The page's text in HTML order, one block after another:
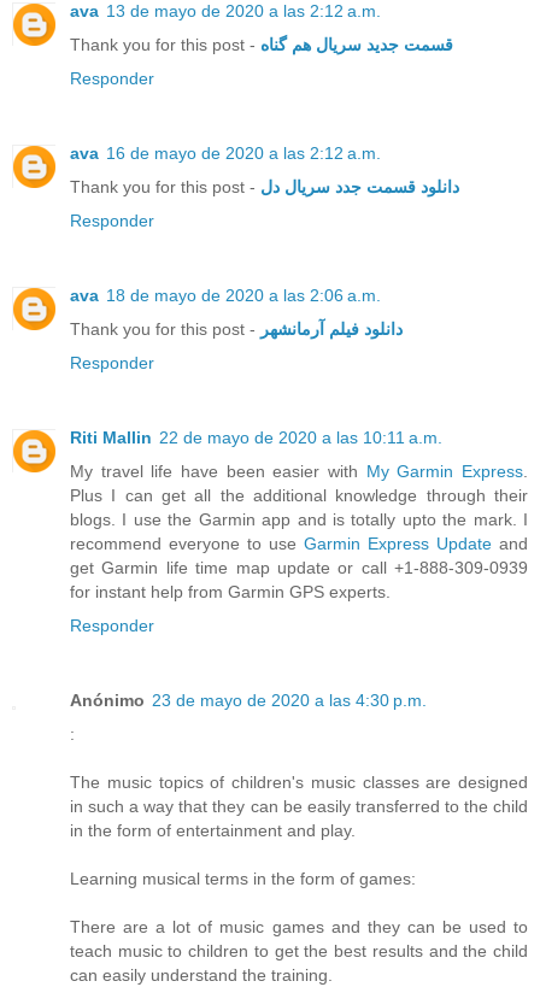
ava 13 de mayo de 2020 a las 2:12 a.m.
Thank you for this post - قسمت جدید سریال هم گناه
Responder
ava 16 de mayo de 2020 a las 2:12 a.m.
Thank you for this post - دانلود قسمت جدد سریال دل
Responder
ava 18 de mayo de 2020 a las 2:06 a.m.
Thank you for this post - دانلود فیلم آرمانشهر
Responder
Riti Mallin 22 de mayo de 2020 a las 10:11 a.m.
My travel life have been easier with My Garmin Express
Plus I can get all the additional knowledge through their
blogs. I use the Garmin app and is totally upto the mark. I
recommend everyone to use Garmin Express Update and
get Garmin life time map update or call +1-888-309-0939
for instant help from Garmin GPS experts.
Responder
Anónimo 23 de mayo de 2020 a las 4:30 p.m.
:
The music topics of children's music classes are designed
in such a way that they can be easily transferred to the child
in the form of entertainment and play.
Learning musical terms in the form of games:
There are a lot of music games and they can be used to
teach music to children to get the best results and the child
can easily understand the training.